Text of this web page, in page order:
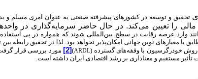
تحقیق و توسعه در کشورهای پیشرفته صنعتی به عنوان امری مسلم
مالی را تعیین می‌کند. در حال حاضر سرمایه‌گذاری در
وارد عرصه رقابت در سطح بین‌المللی شوند که همواره در پی استفاده
با معیارهای نوین جهانی امکان‌پذیر نخواهد بود. لذا در تحقیق رابطه
ARDL
)
[2] مورد بررسی قرار
تأثیر مستقیم و معناداری بر رشد اقتصادی ایران داشته است.